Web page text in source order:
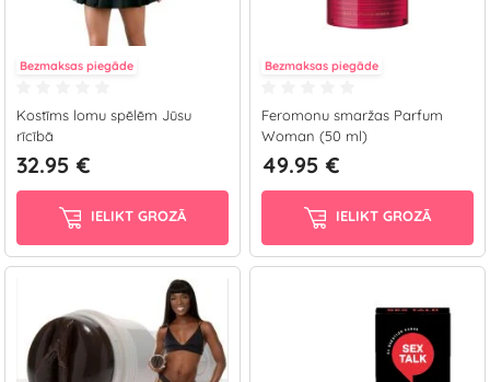
Bezmaksas piegāde
Kostīms lomu spēlēm Jūsu
rīcībā
32.95 €
IELIKT GROZĀ
Bezmaksas piegāde
Feromonu smaržas Parfum
Woman (50 ml)
49.95 €
IELIKT GROZĀ